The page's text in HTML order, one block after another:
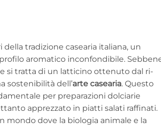
tradizione casearia italiana, un
aromatico inconfondibile.
si tratta di un latticino ottenuto dal ri-
sostenibilità dell’arte casearia. Questo
per preparazioni dolciarie
apprezzato in piatti salati raffinati.
mondo dove la biologia animale e la